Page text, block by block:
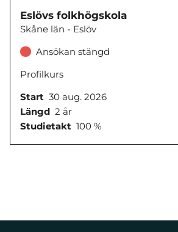
Eslövs folkhögskola
Skåne län - Eslöv
Ansökan stängd
Profilkurs
Start 30 aug. 2026
Längd 2 år
Studietakt 100 %